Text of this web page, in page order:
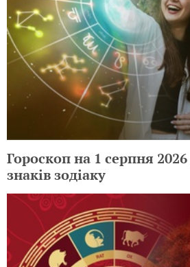
Гороскоп на 1 серпня
знаків зодіаку